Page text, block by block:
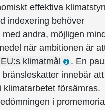
effektiva
indexering behöver
med andra, möjligen
när ambitionen är
klimatmål
. En
innebär att
klimat­arbetet försämras.
i